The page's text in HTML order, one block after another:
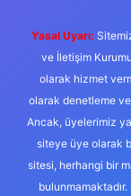
Yasal Uyarı:
ve İletişim
olarak hizmet
olarak denetleme
Ancak, üyelerimiz
siteye üye olarak
sitesi, herhangi bir